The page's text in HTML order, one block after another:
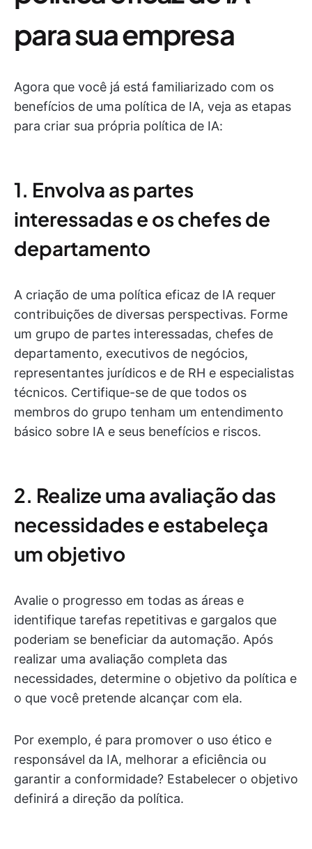
para sua empresa
Agora que você já está familiarizado com os
benefícios de uma política de IA, veja as etapas
para criar sua própria política de IA:
1. Envolva as partes
interessadas e os chefes de
departamento
A criação de uma política eficaz de IA requer
contribuições de diversas perspectivas. Forme
um grupo de partes interessadas, chefes de
departamento, executivos de negócios,
representantes jurídicos e de RH e especialistas
técnicos. Certifique-se de que todos os
membros do grupo tenham um entendimento
básico sobre IA e seus benefícios e riscos.
2. Realize uma avaliação das
necessidades e estabeleça
um objetivo
Avalie o progresso em todas as áreas e
identifique tarefas repetitivas e gargalos que
poderiam se beneficiar da automação. Após
realizar uma avaliação completa das
necessidades, determine o objetivo da política e
o que você pretende alcançar com ela.
Por exemplo, é para promover o uso ético e
responsável da IA, melhorar a eficiência ou
garantir a conformidade? Estabelecer o objetivo
definirá a direção da política.